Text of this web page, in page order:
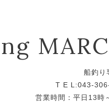
船釣り
T E L:043-
営業時間：平日13時